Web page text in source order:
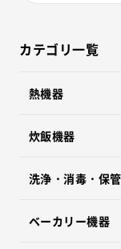
カテゴリ一覧
熱機器
炊飯機器
洗浄・消毒・保
ベーカリー機器